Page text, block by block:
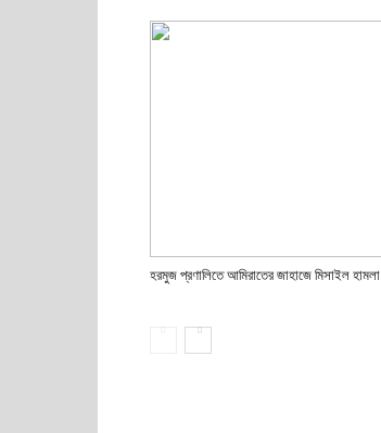
হরমুজ প্রণালিতে আমিরাতের জাহাজে মিসাইল হামলা